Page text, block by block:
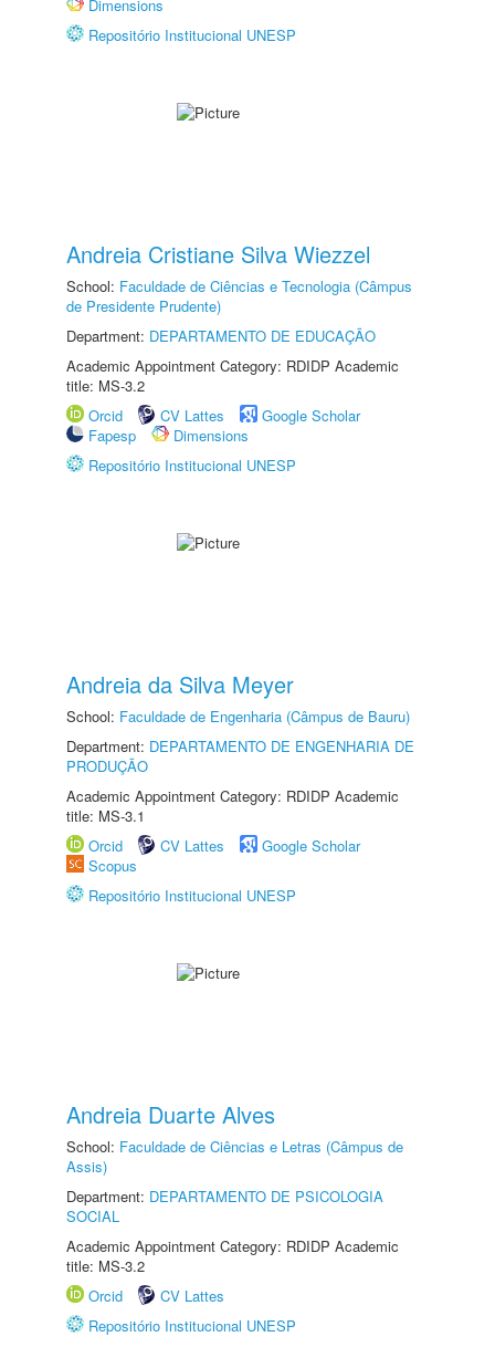
Dimensions
Repositório Institucional UNESP
Andreia Cristiane Silva Wiezzel
School: Faculdade de Ciências e Tecnologia (Câmpus
de Presidente Prudente)
Department: DEPARTAMENTO DE EDUCAÇÃO
Academic Appointment Category: RDIDP Academic
title: MS-3.2
Orcid
CV Lattes
Google Scholar
Fapesp
Dimensions
Repositório Institucional UNESP
Andreia da Silva Meyer
School: Faculdade de Engenharia (Câmpus de Bauru)
Department: DEPARTAMENTO DE ENGENHARIA DE
PRODUÇÃO
Academic Appointment Category: RDIDP Academic
title: MS-3.1
Orcid
CV Lattes
Google Scholar
Scopus
Repositório Institucional UNESP
Andreia Duarte Alves
School: Faculdade de Ciências e Letras (Câmpus de
Assis)
Department: DEPARTAMENTO DE PSICOLOGIA
SOCIAL
Academic Appointment Category: RDIDP Academic
title: MS-3.2
Orcid
CV Lattes
Repositório Institucional UNESP